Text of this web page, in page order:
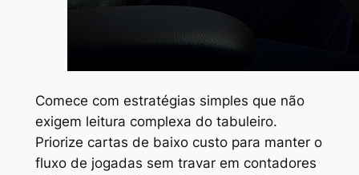
Comece com estratégias simples que não
exigem leitura complexa do tabuleiro.
Priorize cartas de baixo custo para manter o
fluxo de jogadas sem travar em contadores